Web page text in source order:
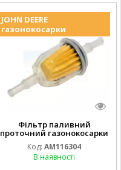
JOHN DEERE
газонокосарки
Фільтр паливний
проточний газонокосарки
JOHN DEERE AM116304
GY20709
Код: AM116304
В наявності